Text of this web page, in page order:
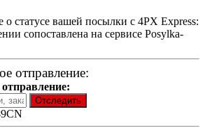
о статусе вашей посылки с 4PX Express:
сопоставлена на сервисе Posylka-
отправление: